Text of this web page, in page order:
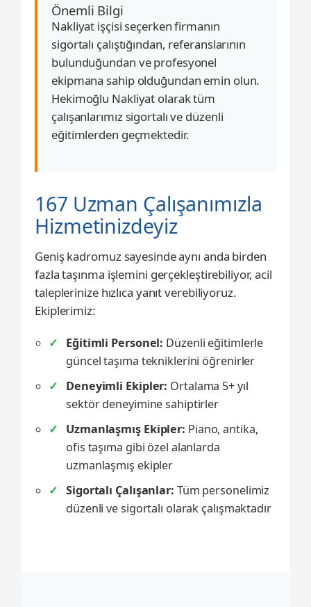
Önemli Bilgi
Nakliyat işçisi seçerken firmanın
sigortalı çalıştığından, referanslarının
bulunduğundan ve profesyonel
ekipmana sahip olduğundan emin olun.
Hekimoğlu Nakliyat olarak tüm
çalışanlarımız sigortalı ve düzenli
eğitimlerden geçmektedir.
167 Uzman Çalışanımızla
Hizmetinizdeyiz
Geniş kadromuz sayesinde aynı anda birden
fazla taşınma işlemini gerçekleştirebiliyor, acil
taleplerinize hızlıca yanıt verebiliyoruz.
Ekiplerimiz:
Eğitimli Personel: Düzenli eğitimlerle
güncel taşıma tekniklerini öğrenirler
Deneyimli Ekipler: Ortalama 5+ yıl
sektör deneyimine sahiptirler
Uzmanlaşmış Ekipler: Piano, antika,
ofis taşıma gibi özel alanlarda
uzmanlaşmış ekipler
Sigortalı Çalışanlar: Tüm personelimiz
düzenli ve sigortalı olarak çalışmaktadır